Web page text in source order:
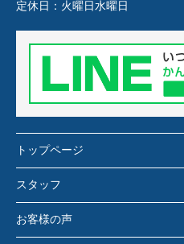
定休日： 火曜日水曜日
トップページ
スタッフ
お客様の声